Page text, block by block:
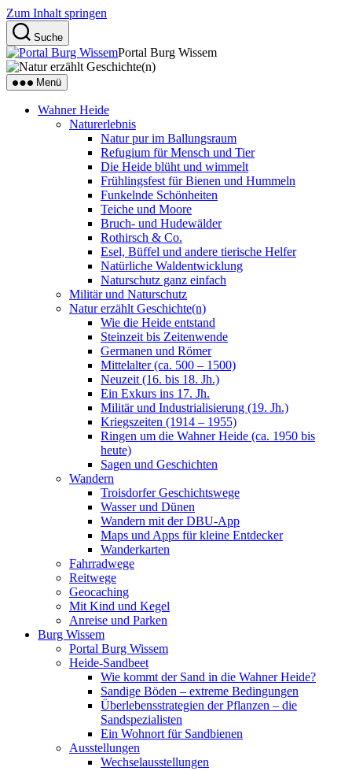
Zum Inhalt springen
Suche
Portal Burg Wissem
Menü
Wahner Heide
Naturerlebnis
Natur pur im Ballungsraum
Refugium für Mensch und Tier
Die Heide blüht und wimmelt
Frühlingsfest für Bienen und Hummeln
Funkelnde Schönheiten
Teiche und Moore
Bruch- und Hudewälder
Rothirsch & Co.
Esel, Büffel und andere tierische Helfer
Natürliche Waldentwicklung
Naturschutz ganz einfach
Militär und Naturschutz
Natur erzählt Geschichte(n)
Wie die Heide entstand
Steinzeit bis Zeitenwende
Germanen und Römer
Mittelalter (ca. 500 – 1500)
Neuzeit (16. bis 18. Jh.)
Ein Exkurs ins 17. Jh.
Militär und Industrialisierung (19. Jh.)
Kriegszeiten (1914 – 1955)
Ringen um die Wahner Heide (ca. 1950 bis
heute)
Sagen und Geschichten
Wandern
Troisdorfer Geschichtswege
Wasser und Dünen
Wandern mit der DBU-App
Maps und Apps für kleine Entdecker
Wanderkarten
Fahrradwege
Reitwege
Geocaching
Mit Kind und Kegel
Anreise und Parken
Burg Wissem
Portal Burg Wissem
Heide-Sandbeet
Wie kommt der Sand in die Wahner Heide?
Sandige Böden – extreme Bedingungen
Überlebensstrategien der Pflanzen – die
Sandspezialisten
Ein Wohnort für Sandbienen
Ausstellungen
Wechselausstellungen